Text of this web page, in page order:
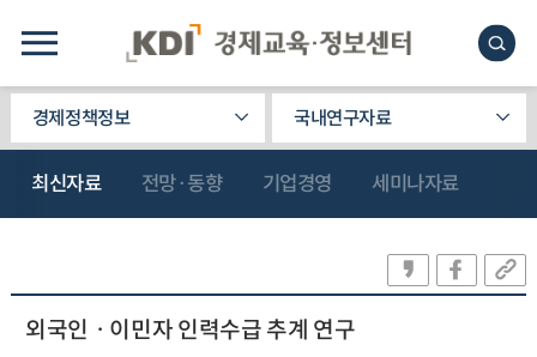
경제정책정보 국내연구자료
최신자료 전망·동향 기업경영 세미나자료
외국인ㆍ이민자 인력수급 추계 연구